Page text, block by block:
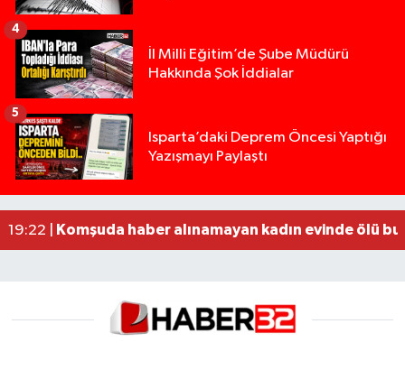
İl Milli Eğitim’de Şube Müdürü
Hakkında Şok İddialar
4
Isparta’daki Deprem Öncesi Yaptığı
Yazışmayı Paylaştı
5
13:00 |Yığılca'da kardeşler arasındaki silahlı kavgada
12:48 |Tur teknesi çalışanlarının birbirine girdiği kavga
02:26 |MOTOSİKLETLE ÇARPIŞAN OTOMOBİL GÜL
19:22 |
Komşuda haber alınamayan kadın evinde ölü